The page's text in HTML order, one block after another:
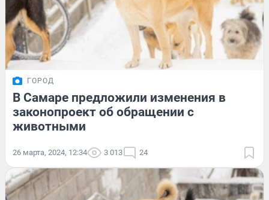
ГОРОД
В Самаре предложили изменения в
законопроект об обращении с
животными
26 марта, 2024, 12:34 3 013 24